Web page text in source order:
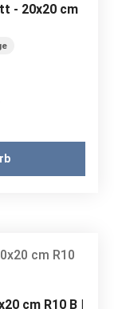
- 20x20 cm
cm R10 B |